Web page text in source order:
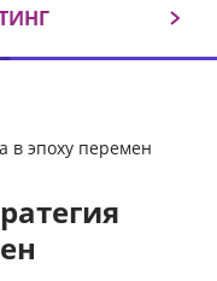
в эпоху перемен